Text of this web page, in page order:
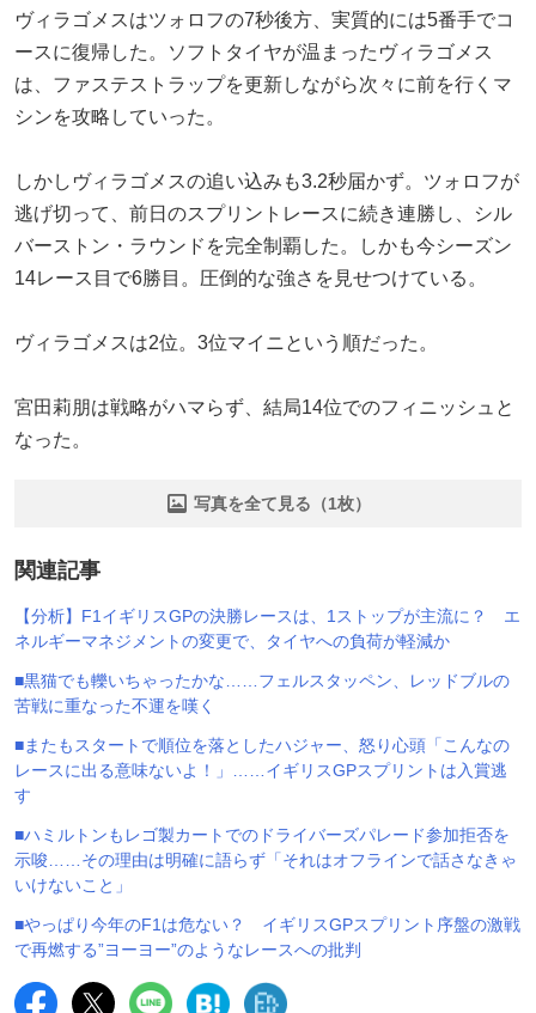
ヴィラゴメスはツォロフの7秒後方、実質的には5番手でコ
ースに復帰した。ソフトタイヤが温まったヴィラゴメス
は、ファステストラップを更新しながら次々に前を行くマ
シンを攻略していった。
しかしヴィラゴメスの追い込みも3.2秒届かず。ツォロフが
逃げ切って、前日のスプリントレースに続き連勝し、シル
バーストン・ラウンドを完全制覇した。しかも今シーズン
14レース目で6勝目。圧倒的な強さを見せつけている。
ヴィラゴメスは2位。3位マイニという順だった。
宮田莉朋は戦略がハマらず、結局14位でのフィニッシュと
なった。
写真を全て見る（1枚）
関連記事
【分析】F1イギリスGPの決勝レースは、1ストップが主流に？ エ
ネルギーマネジメントの変更で、タイヤへの負荷が軽減か
■黒猫でも轢いちゃったかな……フェルスタッペン、レッドブルの
苦戦に重なった不運を嘆く
■またもスタートで順位を落としたハジャー、怒り心頭「こんなの
レースに出る意味ないよ！」……イギリスGPスプリントは入賞逃
す
■ハミルトンもレゴ製カートでのドライバーズパレード参加拒否を
示唆……その理由は明確に語らず「それはオフラインで話さなきゃ
いけないこと」
■やっぱり今年のF1は危ない？ イギリスGPスプリント序盤の激戦
で再燃する”ヨーヨー”のようなレースへの批判